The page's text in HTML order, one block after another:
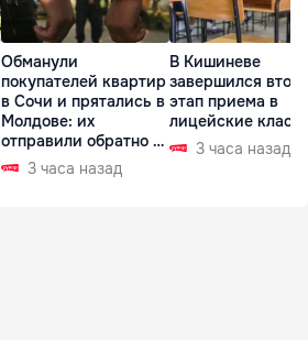
Обманули
покупателей квартир
в Сочи и прятались в
Молдове: их
отправили обратно в
РФ 3 часа назад
В Кишиневе
завершился
этап приема в
лицейские
3 часа назад